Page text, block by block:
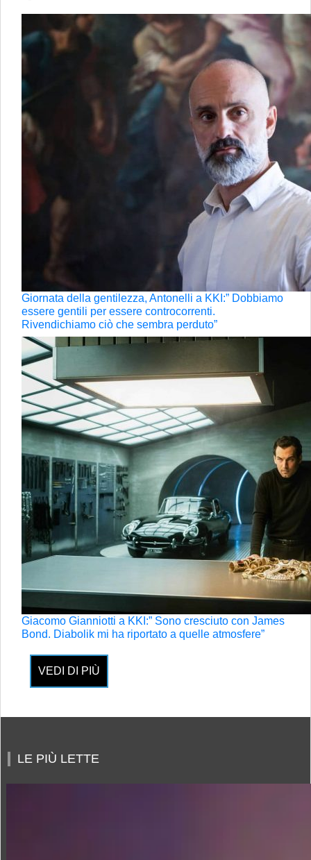
Giornata della gentilezza, Antonelli a KKI:” Dobbiamo
essere gentili per essere controcorrenti.
Rivendichiamo ciò che sembra perduto”
Giacomo Gianniotti a KKI:” Sono cresciuto con James
Bond. Diabolik mi ha riportato a quelle atmosfere”
VEDI DI PIÙ
LE PIÙ LETTE